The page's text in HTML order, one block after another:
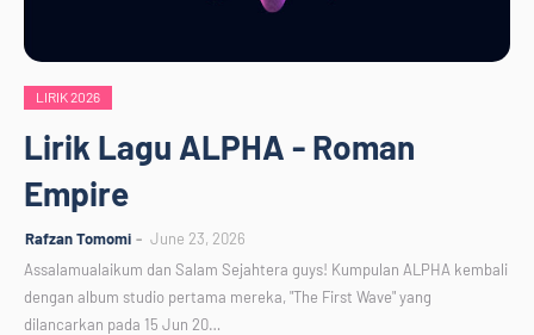
LIRIK 2026
Lirik Lagu ALPHA - Roman
Empire
Rafzan Tomomi
June 23, 2026
Assalamualaikum dan Salam Sejahtera guys! Kumpulan ALPHA kembali
dengan album studio pertama mereka, "The First Wave" yang
dilancarkan pada 15 Jun 20…